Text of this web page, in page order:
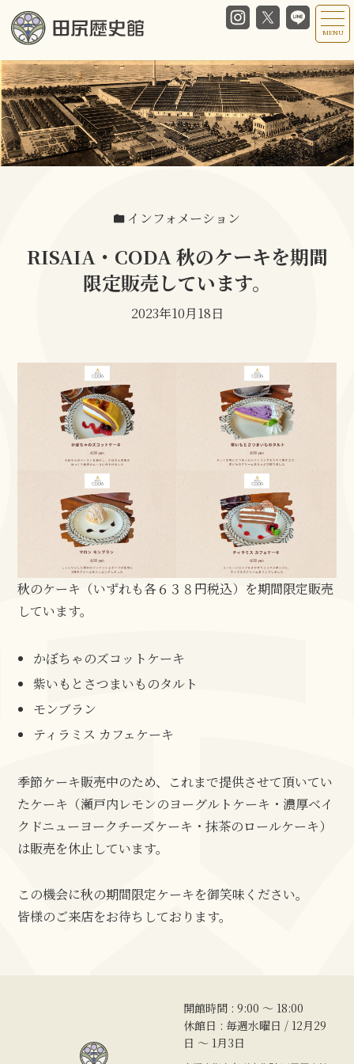
MENU
インフォメーション
RISAIA・CODA 秋のケーキを期間
限定販売しています。
2023年10月18日
秋のケーキ（いずれも各６３８円税込）を期間限定販売
しています。
かぼちゃのズコットケーキ
紫いもとさつまいものタルト
モンブラン
ティラミス カフェケーキ
季節ケーキ販売中のため、これまで提供させて頂いてい
たケーキ（瀬戸内レモンのヨーグルトケーキ・濃厚ベイ
クドニューヨークチーズケーキ・抹茶のロールケーキ）
は販売を休止しています。
この機会に秋の期間限定ケーキを御笑味ください。
皆様のご来店をお待ちしております。
開館時間 : 9:00 〜 18:00
休館日 : 毎週水曜日 / 12月29
日 ～ 1月3日